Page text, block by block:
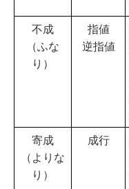
不成
（ふな
り）
指値
逆指値
寄成
（よりな
り）
成行